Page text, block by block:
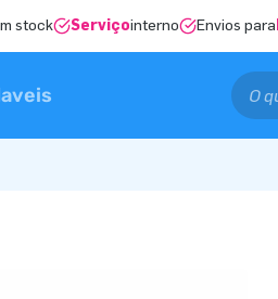
stock Serviçointerno Envios para